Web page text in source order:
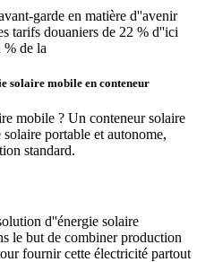
garde en matière d''avenir
tarifs douaniers de 22 % d''ici
% de la
solaire mobile en conteneur
mobile ? Un conteneur solaire
portable et autonome,
standard.
d''énergie solaire
le but de combiner production
fournir cette électricité partout